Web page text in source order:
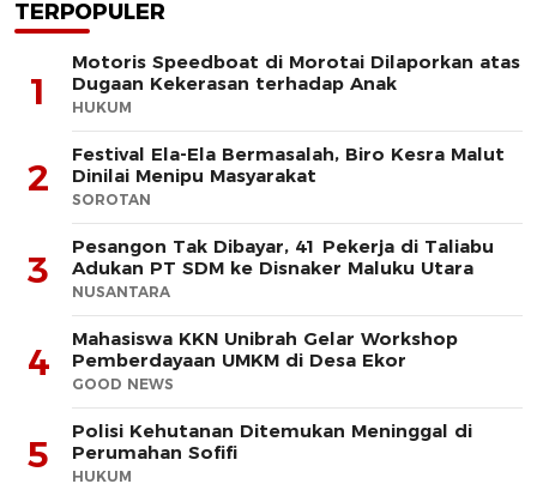
TERPOPULER
1
Motoris Speedboat di Morotai Dilaporkan atas
Dugaan Kekerasan terhadap Anak
HUKUM
2
Festival Ela-Ela Bermasalah, Biro Kesra Malut
Dinilai Menipu Masyarakat
SOROTAN
3
Pesangon Tak Dibayar, 41 Pekerja di Taliabu
Adukan PT SDM ke Disnaker Maluku Utara
NUSANTARA
4
Mahasiswa KKN Unibrah Gelar Workshop
Pemberdayaan UMKM di Desa Ekor
GOOD NEWS
5
Polisi Kehutanan Ditemukan Meninggal di
Perumahan Sofifi
HUKUM